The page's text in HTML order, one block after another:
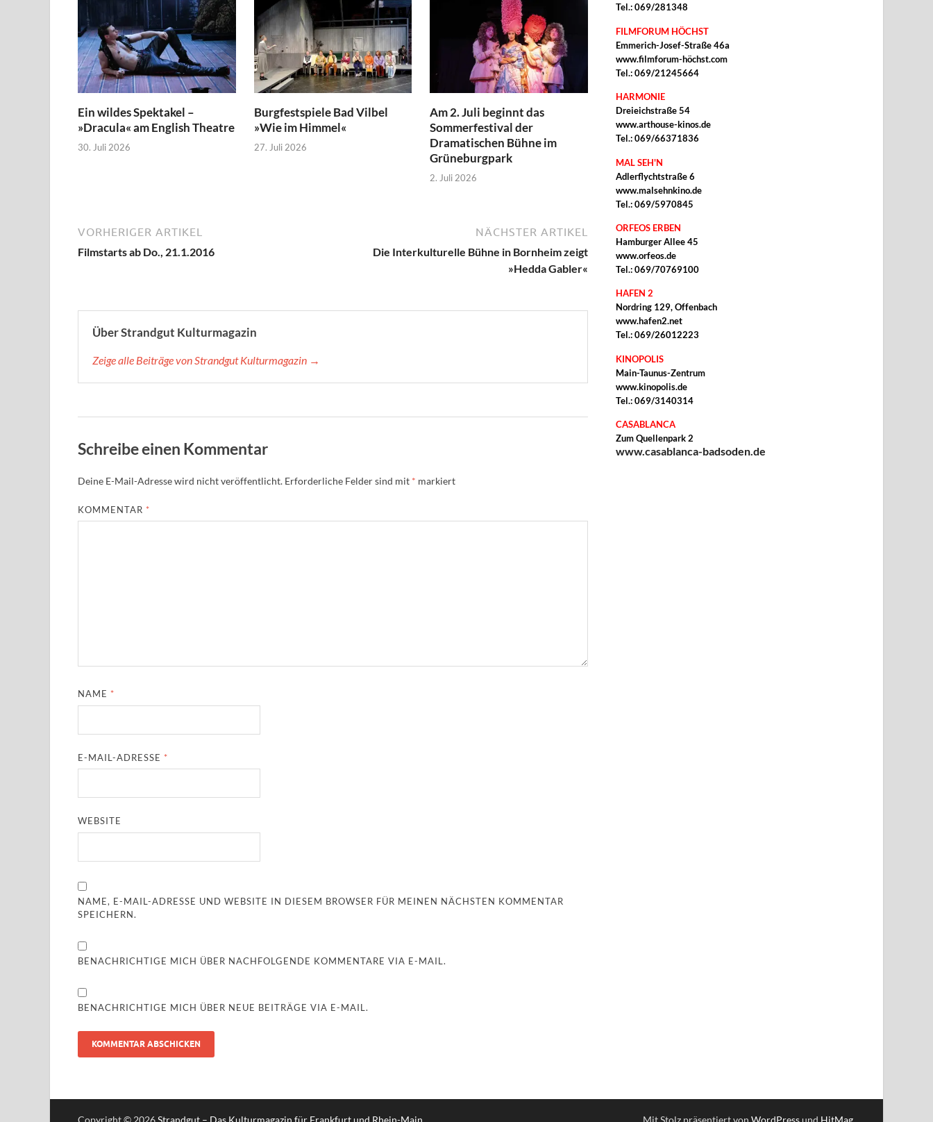
Ein wildes Spektakel –
»Dracula« am English Theatre
30. Juli 2026
Burgfestspiele Bad Vilbel
»Wie im Himmel«
27. Juli 2026
Am 2. Juli beginnt das
Sommerfestival der
Dramatischen Bühne im
Grüneburgpark
2. Juli 2026
VORHERIGER ARTIKEL
Filmstarts ab Do., 21.1.2016
NÄCHSTER ARTIKEL
Die Interkulturelle Bühne in Bornheim zeigt
»Hedda Gabler«
Über Strandgut Kulturmagazin
Zeige alle Beiträge von Strandgut Kulturmagazin →
Schreibe einen Kommentar
Deine E-Mail-Adresse wird nicht veröffentlicht. Erforderliche Felder sind mit * markiert
KOMMENTAR *
NAME *
E-MAIL-ADRESSE *
WEBSITE
NAME, E-MAIL-ADRESSE UND WEBSITE IN DIESEM BROWSER FÜR MEINEN NÄCHSTEN KOMMENTAR
SPEICHERN.
BENACHRICHTIGE MICH ÜBER NACHFOLGENDE KOMMENTARE VIA E-MAIL.
BENACHRICHTIGE MICH ÜBER NEUE BEITRÄGE VIA E-MAIL.
Tel.: 069/281348
FILMFORUM HÖCHST
Emmerich-Josef-Straße 46a
www.filmforum-höchst.com
Tel.: 069/21245664
HARMONIE
Dreieichstraße 54
www.arthouse-kinos.de
Tel.: 069/66371836
MAL SEH'N
Adlerflychtstraße 6
www.malsehnkino.de
Tel.: 069/5970845
ORFEOS ERBEN
Hamburger Allee 45
www.orfeos.de
Tel.: 069/70769100
HAFEN 2
Nordring 129, Offenbach
www.hafen2.net
Tel.: 069/26012223
KINOPOLIS
Main-Taunus-Zentrum
www.kinopolis.de
Tel.: 069/3140314
CASABLANCA
Zum Quellenpark 2
www.casablanca-badsoden.de
Copyright © 2026 Strandgut – Das Kulturmagazin für Frankfurt und Rhein-Main Mit Stolz präsentiert von WordPressund HitMag